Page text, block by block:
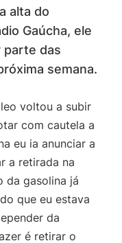
alta do
Gaúcha, ele
parte das
semana.
voltou a subir
com cautela a
eu ia anunciar a
a retirada na
da gasolina já
que eu estava
da
é retirar o